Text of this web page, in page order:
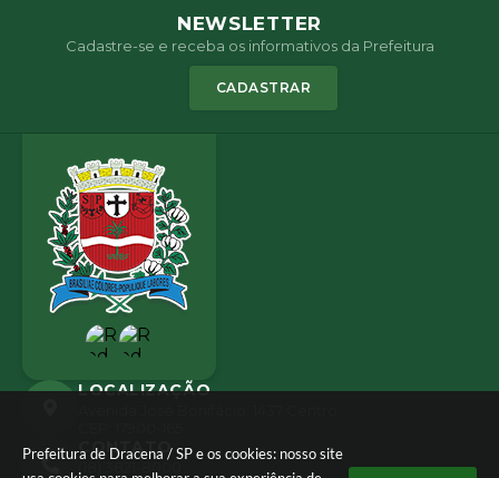
Prefeitura de Dracena / SP e os cookies: nosso site
NEWSLETTER
Cadastre-se e receba os informativos da Prefeitura
CADASTRAR
LOCALIZAÇÃO
CONTATO